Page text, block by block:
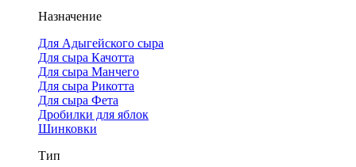
Назначение
Для Адыгейского сыра
Для сыра Качотта
Для сыра Манчего
Для сыра Рикотта
Для сыра Фета
Дробилки для яблок
Шинковки
Тип